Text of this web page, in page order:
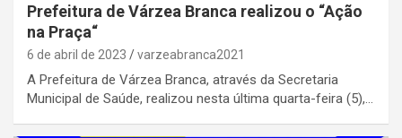
Prefeitura de Várzea Branca realizou o “Ação
na Praça“
6 de abril de 2023 varzeabranca2021
A Prefeitura de Várzea Branca, através da Secretaria
Municipal de Saúde, realizou nesta última quarta-feira (5),…